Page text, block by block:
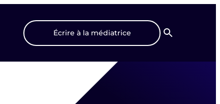
Écrire à la médiatrice
Recherche